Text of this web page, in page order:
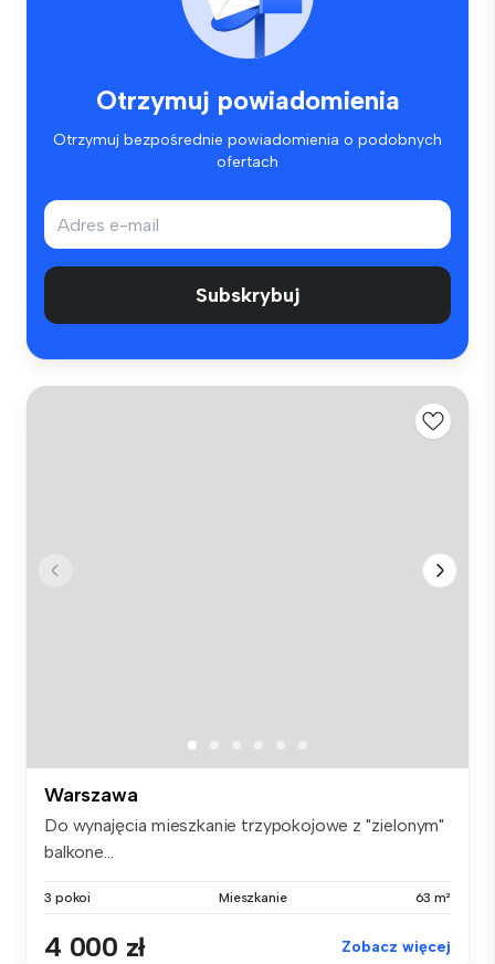
Otrzymuj powiadomienia
Otrzymuj bezpośrednie powiadomienia o podobnych
ofertach
Subskrybuj
Warszawa
Do wynajęcia mieszkanie trzypokojowe z "zielonym"
balkone...
3 pokoi Mieszkanie 63 m²
4 000 zł Zobacz więcej